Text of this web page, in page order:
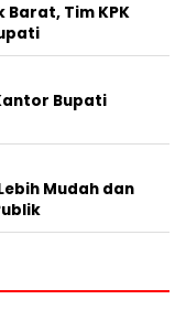
Barat, Tim KPK
Bupati
Mudah dan